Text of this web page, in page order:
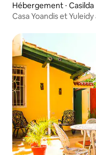
Hébergement ⋅ Casilda
Casa Yoandis et Yuleidy